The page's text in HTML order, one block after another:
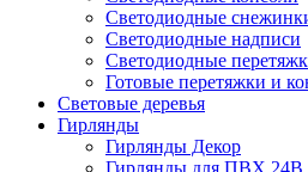
Светодиодные
Светодиодные надписи
Светодиодные
Готовые перетяжки и
Световые деревья
Гирлянды
Гирлянды Декор
Гирлянды для ПВХ 24В